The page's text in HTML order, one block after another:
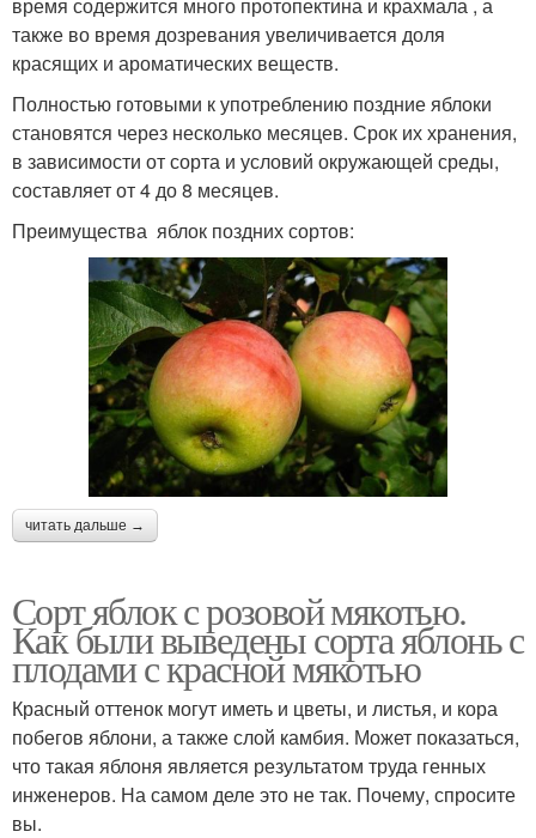
также во время дозревания увеличивается доля
красящих и ароматических веществ.
Полностью готовыми к употреблению поздние яблоки
становятся через несколько месяцев. Срок их хранения,
в зависимости от сорта и условий окружающей среды,
составляет от 4 до 8 месяцев.
Преимущества яблок поздних сортов:
читать дальше →
Сорт яблок с розовой мякотью.
Как были выведены сорта яблонь с
плодами с красной мякотью
Красный оттенок могут иметь и цветы, и листья, и кора
побегов яблони, а также слой камбия. Может показаться,
что такая яблоня является результатом труда генных
инженеров. На самом деле это не так. Почему, спросите
вы.